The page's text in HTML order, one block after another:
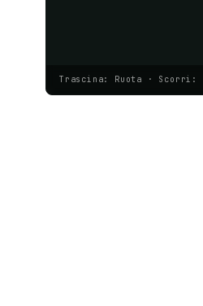
Trascina: Ruota · Scorri: